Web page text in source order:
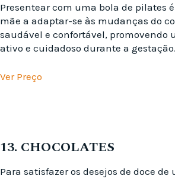
Presentear com uma bola de pilates
mãe a adaptar-se às mudanças do
saudável e confortável, promovendo
ativo e cuidadoso durante a gestação.
Ver Preço
13. CHOCOLATES
Para satisfazer os desejos de doce